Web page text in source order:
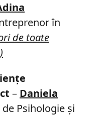
în
de toate
– Daniela
Psihologie şi